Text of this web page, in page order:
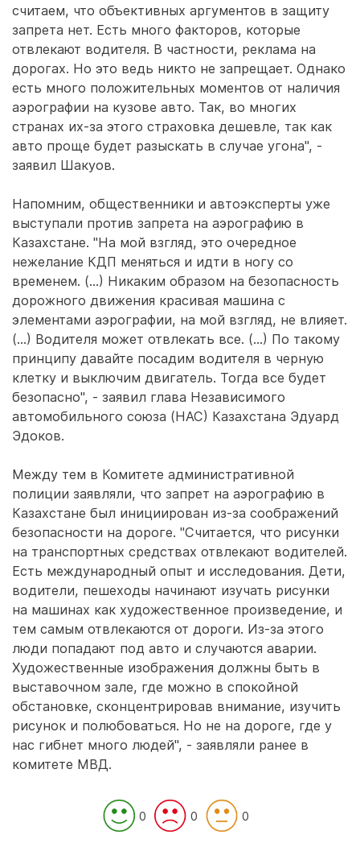
считаем, что объективных аргументов в защиту
запрета нет. Есть много факторов, которые
отвлекают водителя. В частности, реклама на
дорогах. Но это ведь никто не запрещает. Однако
есть много положительных моментов от наличия
аэрографии на кузове авто. Так, во многих
странах их-за этого страховка дешевле, так как
авто проще будет разыскать в случае угона", -
заявил Шакуов.
Напомним, общественники и автоэксперты уже
выступали против запрета на аэрографию в
Казахстане. "На мой взгляд, это очередное
нежелание КДП меняться и идти в ногу со
временем. (...) Никаким образом на безопасность
дорожного движения красивая машина с
элементами аэрографии, на мой взгляд, не влияет.
(...) Водителя может отвлекать все. (...) По такому
принципу давайте посадим водителя в черную
клетку и выключим двигатель. Тогда все будет
безопасно", - заявил глава Независимого
автомобильного союза (НАС) Казахстана Эдуард
Эдоков.
Между тем в Комитете административной
полиции заявляли, что запрет на аэрографию в
Казахстане был инициирован из-за соображений
безопасности на дороге. "Считается, что рисунки
на транспортных средствах отвлекают водителей.
Есть международный опыт и исследования. Дети,
водители, пешеходы начинают изучать рисунки
на машинах как художественное произведение, и
тем самым отвлекаются от дороги. Из-за этого
люди попадают под авто и случаются аварии.
Художественные изображения должны быть в
выставочном зале, где можно в спокойной
обстановке, сконцентрировав внимание, изучить
рисунок и полюбоваться. Но не на дороге, где у
нас гибнет много людей", - заявляли ранее в
комитете МВД.
0 0 0